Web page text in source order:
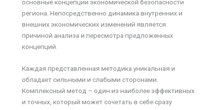
основные концепции экономической безопасности
региона. Непосредственно динамика внутренних и
внешних экономических изменений является
причиной анализа и пересмотра предложенных
концепций.
Каждая представленная методика уникальная и
обладает сильными и слабыми сторонами.
Комплексный метод – один из наиболее эффективных
и точных, который может сочетать в себе сразу